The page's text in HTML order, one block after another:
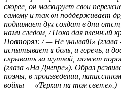
скорее, он маскирует свои
самому и так он поддерживает
поднимает дух солдат в дни
нами следом, / Пока дая пленный
Повторял: / — Не унывай!» (глава
испытывает и боль, и горечь, и
скрывать за шуткой, может
(глава «На Днепре»). Образ
поэмы, в произведении,
войны — «Теркин на том свете».)